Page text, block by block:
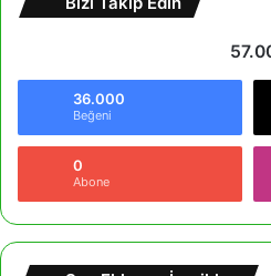
36.000
Beğeni
0
Abone